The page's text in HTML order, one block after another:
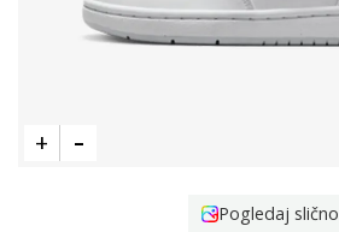
Pogledaj slično